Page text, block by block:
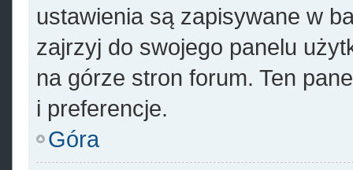
ustawienia są zapisywane w
zajrzyj do swojego panelu
na górze stron forum. Ten
i preferencje.
Góra